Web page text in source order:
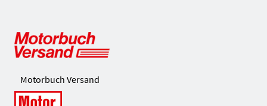
Motorbuch Versand